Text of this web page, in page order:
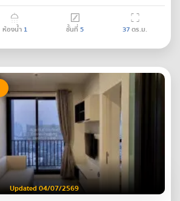
ห้องน้ำ 1 ชั้นที่5 37ตร.ม.
Updated 04/07/2569